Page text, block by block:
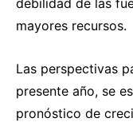
mayores recursos.
Las perspectivas
presente año, se
pronóstico de